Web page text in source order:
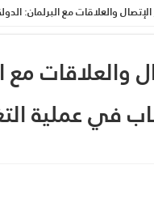
الإتصال والعلاقات مع البرلمان:
والعلاقات
في عملية